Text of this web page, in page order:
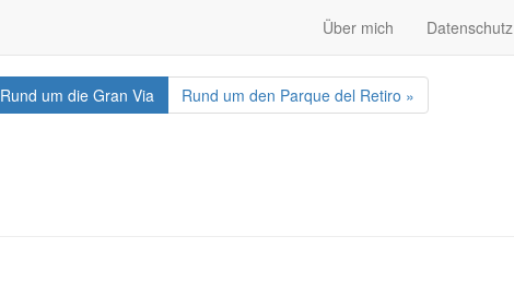
Über mich Datenschutz
Rund um die Gran Via Rund um den Parque del Retiro »